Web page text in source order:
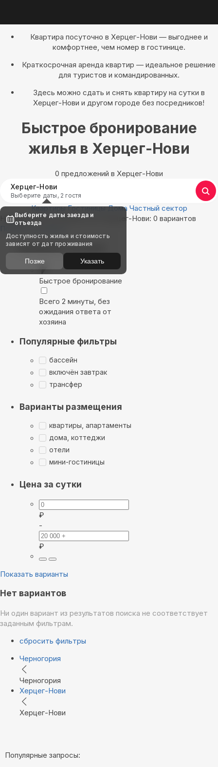
Квартира посуточно в Херцег-Нови — выгоднее и
комфортнее, чем номер в гостинице.
Краткосрочная аренда квартир — идеальное решение
для туристов и командированных.
Здесь можно сдать и снять квартиру на сутки в
Херцег-Нови и другом городе без посредников!
Быстрое бронирование
жилья в Херцег-Нови
0 предложений в Херцег-Нови
Херцег-Нови
Выберите даты, 2 гостя
Квартиры Гостиницы Дома Частный сектор
Найдём, где остановиться в Херцег-Нови: 0 вариантов
Показать на карте
Выбирайте лучшее
Быстрое бронирование
Всего 2 минуты, без
ожидания ответа от
хозяина
Популярные фильтры
бассейн
включён завтрак
трансфер
Варианты размещения
квартиры, апартаменты
дома, коттеджи
отели
мини-гостиницы
Цена за сутки
₽
-
₽
Показать варианты
Нет вариантов
Ни один вариант из результатов поиска не соответствует
заданным фильтрам.
сбросить фильтры
Черногория
Черногория
Херцег-Нови
Херцег-Нови
Популярные запросы:
Выберите даты заезда и
отъезда
Доступность жилья и стоимость
зависят от дат проживания
Позже Указать